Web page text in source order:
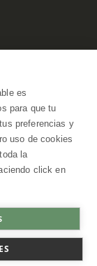
es
para que tu
preferencias y
uso de cookies
la
click en